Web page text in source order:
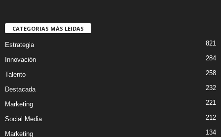
CATEGORIAS MÁS LEIDAS
Estrategia 821
Innovación 284
Talento 258
Destacada 232
Marketing 221
Social Media 212
Marketing 134